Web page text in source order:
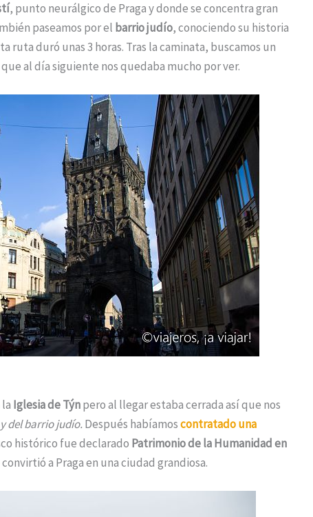
, punto neurálgico de Praga y donde se concentra gran
paseamos por el barriojudío, conociendo su historia
ruta duró unas 3 horas. Tras la caminata, buscamos un
al día siguiente nos quedaba mucho por ver.
Iglesia de Týnpero al llegar estaba cerrada así que nos
del barrio judío.Después habíamoscontratado una
histórico fue declarado Patrimonio de la Humanidad en
a Praga en una ciudad grandiosa.